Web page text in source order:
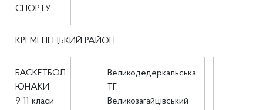
СПОРТУ
КРЕМЕНЕЦЬКИЙ РАЙОН
БАСКЕТБОЛ
ЮНАКИ
9-11 класи
Великодедеркальська
ТГ -
Великозагайцівський